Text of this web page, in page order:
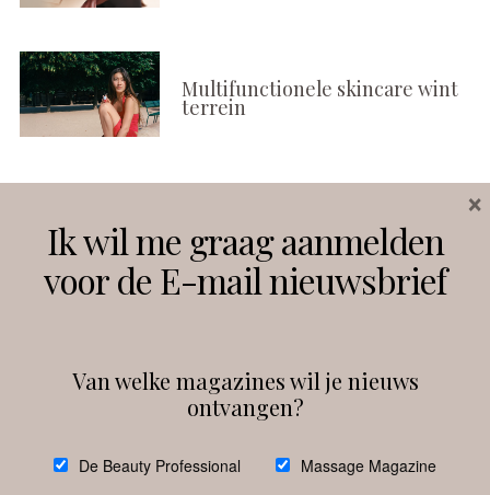
Multifunctionele skincare wint
terrein
Instagram Facebook
debeautyprofessional
Ik wil me graag aanmelden
voor de E-mail nieuwsbrief
Van welke magazines wil je nieuws
ontvangen?
De Beauty Professional Massage Magazine
×